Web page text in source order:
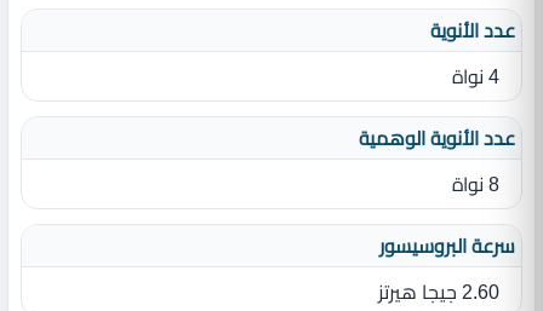
عدد الأنوية
4 نواة
عدد الأنوية الوهمية
8 نواة
سرعة البروسيسور
2.60 جيجا هيرتز